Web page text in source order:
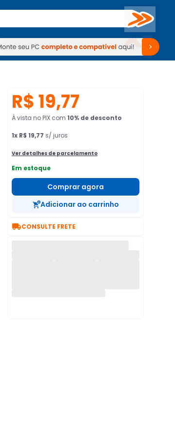
Buscar
Periféricos TV Venda no KaBuM!
TV Venda no KaBuM!
R$ 19,77
À vista no PIX com 10% de desconto
1x R$ 19,77 s/ juros
Ver detalhes de parcelamento
Em estoque
Comprar agora
Adicionar ao carrinho
CONSULTE FRETE